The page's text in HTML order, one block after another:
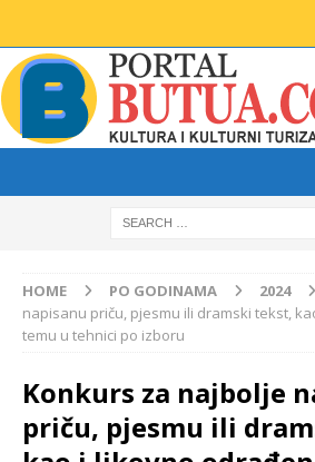
HOME PO GODINAMA 2024
napisanu priču, pjesmu ili dramski tekst,
temu u tehnici po izboru
Konkurs za najbolje
priču, pjesmu ili